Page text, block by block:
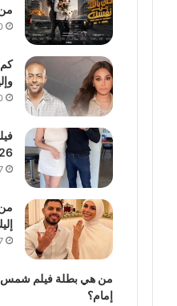
20
20
2026
17
17
من هي بطلة فيلم شمس
إمام؟